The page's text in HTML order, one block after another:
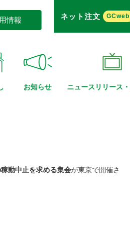
情報
お知らせ ニュースリリース・
ネット注文 GCweb
動中止を求める集会が東京で開催さ